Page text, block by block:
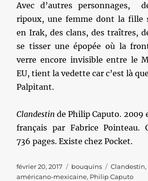
Avec d’autres personnages,
ripoux, une femme dont la fille
en Irak, des clans, des traîtres,
se tisser une épopée où la
verre encore invisible entre le
EU, tient la vedette car c’est là
Palpitant.
Clandestin de Philip Caputo. 2009
français par Fabrice Pointeau.
736 pages. Existe chez Pocket.
Publié
le
février 20, 2017 Catégories
bouquins Étiquettes
Clandestin,
américano-mexicaine, Philip Caputo